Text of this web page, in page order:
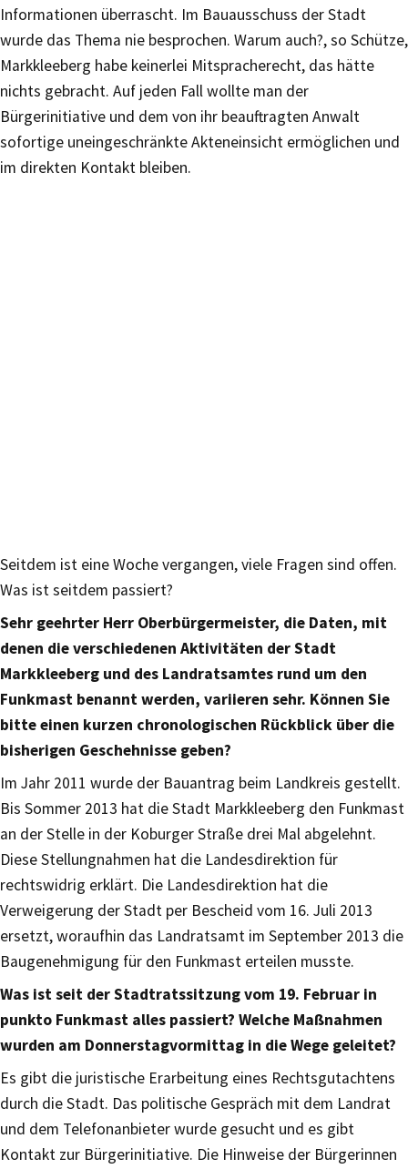
Informationen überrascht. Im Bauausschuss der Stadt
wurde das Thema nie besprochen. Warum auch?, so Schütze,
Markkleeberg habe keinerlei Mitspracherecht, das hätte
nichts gebracht. Auf jeden Fall wollte man der
Bürgerinitiative und dem von ihr beauftragten Anwalt
sofortige uneingeschränkte Akteneinsicht ermöglichen und
im direkten Kontakt bleiben.
Seitdem ist eine Woche vergangen, viele Fragen sind offen.
Was ist seitdem passiert?
Sehr geehrter Herr Oberbürgermeister, die Daten, mit
denen die verschiedenen Aktivitäten der Stadt
Markkleeberg und des Landratsamtes rund um den
Funkmast benannt werden, variieren sehr. Können Sie
bitte einen kurzen chronologischen Rückblick über die
bisherigen Geschehnisse geben?
Im Jahr 2011 wurde der Bauantrag beim Landkreis gestellt.
Bis Sommer 2013 hat die Stadt Markkleeberg den Funkmast
an der Stelle in der Koburger Straße drei Mal abgelehnt.
Diese Stellungnahmen hat die Landesdirektion für
rechtswidrig erklärt. Die Landesdirektion hat die
Verweigerung der Stadt per Bescheid vom 16. Juli 2013
ersetzt, woraufhin das Landratsamt im September 2013 die
Baugenehmigung für den Funkmast erteilen musste.
Was ist seit der Stadtratssitzung vom 19. Februar in
punkto Funkmast alles passiert? Welche Maßnahmen
wurden am Donnerstagvormittag in die Wege geleitet?
Es gibt die juristische Erarbeitung eines Rechtsgutachtens
durch die Stadt. Das politische Gespräch mit dem Landrat
und dem Telefonanbieter wurde gesucht und es gibt
Kontakt zur Bürgerinitiative. Die Hinweise der Bürgerinnen